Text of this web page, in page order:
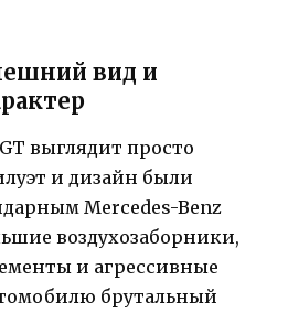
вид и
выглядит просто
и дизайн были
Mercedes-Benz
воздухозаборники,
и агрессивные
брутальный